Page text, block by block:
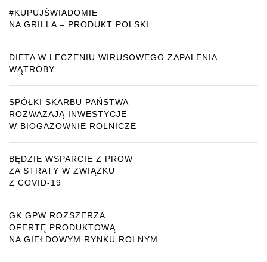
#KUPUJŚWIADOMIE
NA GRILLA – PRODUKT POLSKI
DIETA W LECZENIU WIRUSOWEGO ZAPALENIA
WĄTROBY
SPÓŁKI SKARBU PAŃSTWA
ROZWAŻAJĄ INWESTYCJE
W BIOGAZOWNIE ROLNICZE
BĘDZIE WSPARCIE Z PROW
ZA STRATY W ZWIĄZKU
Z COVID-19
GK GPW ROZSZERZA
OFERTĘ PRODUKTOWĄ
NA GIEŁDOWYM RYNKU ROLNYM